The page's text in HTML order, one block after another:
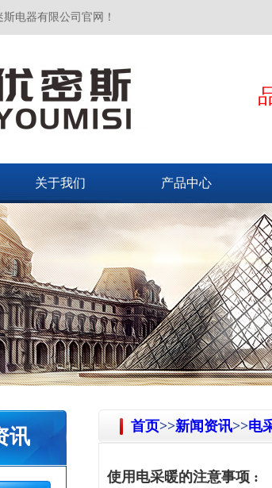
电器有限公司官网！
关于我们 产品中心
讯 首页>>新闻资讯>>电
使用电采暖的注意事项 :